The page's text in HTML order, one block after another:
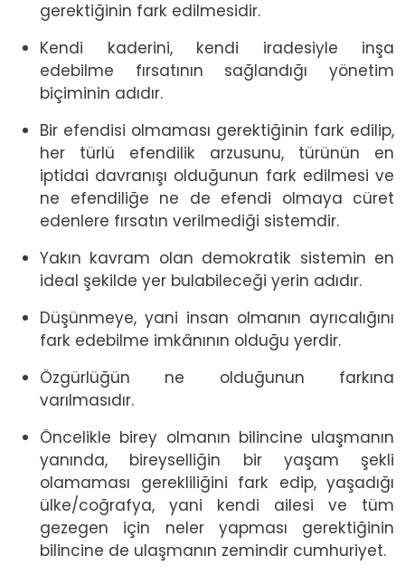
gerektiğinin fark edilmesidir.
Kendi kaderini, kendi iradesiyle inşa
edebilme fırsatının sağlandığı yönetim
biçiminin adıdır.
Bir efendisi olmaması gerektiğinin fark edilip,
her türlü efendilik arzusunu, türünün en
iptidai davranışı olduğunun fark edilmesi ve
ne efendiliğe ne de efendi olmaya cüret
edenlere fırsatın verilmediği sistemdir.
Yakın kavram olan demokratik sistemin en
ideal şekilde yer bulabileceği yerin adıdır.
Düşünmeye, yani insan olmanın ayrıcalığını
fark edebilme imkânının olduğu yerdir.
Özgürlüğün ne olduğunun farkına
varılmasıdır.
Öncelikle birey olmanın bilincine ulaşmanın
yanında, bireyselliğin bir yaşam şekli
olamaması gerekliliğini fark edip, yaşadığı
ülke/coğrafya, yani kendi ailesi ve tüm
gezegen için neler yapması gerektiğinin
bilincine de ulaşmanın zemindir cumhuriyet.